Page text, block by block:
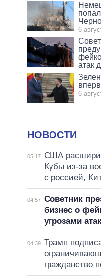
6
атак
6
НОВОСТИ
05:17
США
Кубы из-за
с россией,
04:57 Советник
бизнес о
угрозами
04:39 Трамп
гражданство